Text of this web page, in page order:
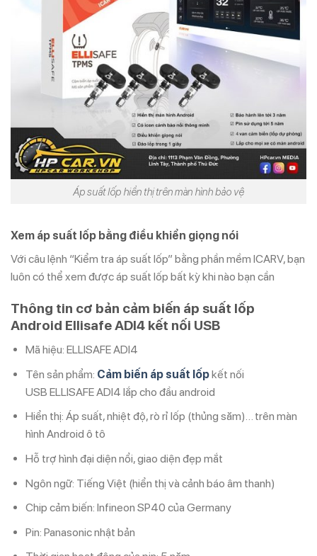
Áp suất lốp hiển thị trên màn hình bảo vệ
Xem áp suất lốp bằng điều khiển giọng nói
Với câu lệnh “Kiểm tra áp suất lốp” bằng phần mềm ICARV, bạn
luôn có thể xem được áp suất lốp bất kỳ khi nào bạn cần
Thông tin cơ bản cảm biến áp suất lốp
Android Ellisafe ADI4 kết nối USB
Mã hiệu: ELLISAFE ADI4
Tên sản phẩm: Cảm biến áp suất lốpkết nối
USB ELLISAFE ADI4 lắp cho đầu android
Hiển thị: Áp suất, nhiệt độ, rò rỉ lốp (thủng săm)… trên màn
hình Android ô tô
Hỗ trợ hình đại diện nổi, giao diện đẹp mắt
Ngôn ngữ: Tiếng Việt (hiển thị và cảnh báo âm thanh)
Chip cảm biến: Infineon SP40 của Germany
Pin: Panasonic nhật bản